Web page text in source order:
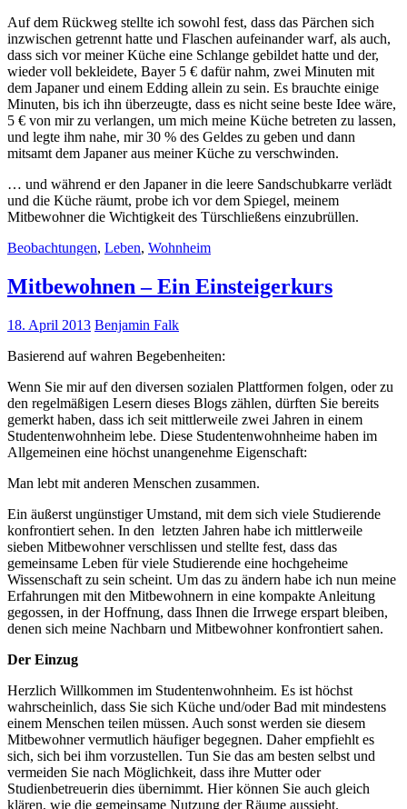
Auf dem Rückweg stellte ich sowohl fest, dass das Pärchen sich
inzwischen getrennt hatte und Flaschen aufeinander warf, als auch,
dass sich vor meiner Küche eine Schlange gebildet hatte und der,
wieder voll bekleidete, Bayer 5 € dafür nahm, zwei Minuten mit
dem Japaner und einem Edding allein zu sein. Es brauchte einige
Minuten, bis ich ihn überzeugte, dass es nicht seine beste Idee wäre,
5 € von mir zu verlangen, um mich meine Küche betreten zu lassen,
und legte ihm nahe, mir 30 % des Geldes zu geben und dann
mitsamt dem Japaner aus meiner Küche zu verschwinden.
… und während er den Japaner in die leere Sandschubkarre verlädt
und die Küche räumt, probe ich vor dem Spiegel, meinem
Mitbewohner die Wichtigkeit des Türschließens einzubrüllen.
Beobachtungen, Leben, Wohnheim
Mitbewohnen – Ein Einsteigerkurs
18. April 2013 Benjamin Falk
Basierend auf wahren Begebenheiten:
Wenn Sie mir auf den diversen sozialen Plattformen folgen, oder zu
den regelmäßigen Lesern dieses Blogs zählen, dürften Sie bereits
gemerkt haben, dass ich seit mittlerweile zwei Jahren in einem
Studentenwohnheim lebe. Diese Studentenwohnheime haben im
Allgemeinen eine höchst unangenehme Eigenschaft:
Man lebt mit anderen Menschen zusammen.
Ein äußerst ungünstiger Umstand, mit dem sich viele Studierende
konfrontiert sehen. In den letzten Jahren habe ich mittlerweile
sieben Mitbewohner verschlissen und stellte fest, dass das
gemeinsame Leben für viele Studierende eine hochgeheime
Wissenschaft zu sein scheint. Um das zu ändern habe ich nun meine
Erfahrungen mit den Mitbewohnern in eine kompakte Anleitung
gegossen, in der Hoffnung, dass Ihnen die Irrwege erspart bleiben,
denen sich meine Nachbarn und Mitbewohner konfrontiert sahen.
Der Einzug
Herzlich Willkommen im Studentenwohnheim. Es ist höchst
wahrscheinlich, dass Sie sich Küche und/oder Bad mit mindestens
einem Menschen teilen müssen. Auch sonst werden sie diesem
Mitbewohner vermutlich häufiger begegnen. Daher empfiehlt es
sich, sich bei ihm vorzustellen. Tun Sie das am besten selbst und
vermeiden Sie nach Möglichkeit, dass ihre Mutter oder
Studienbetreuerin dies übernimmt. Hier können Sie auch gleich
klären, wie die gemeinsame Nutzung der Räume aussieht.